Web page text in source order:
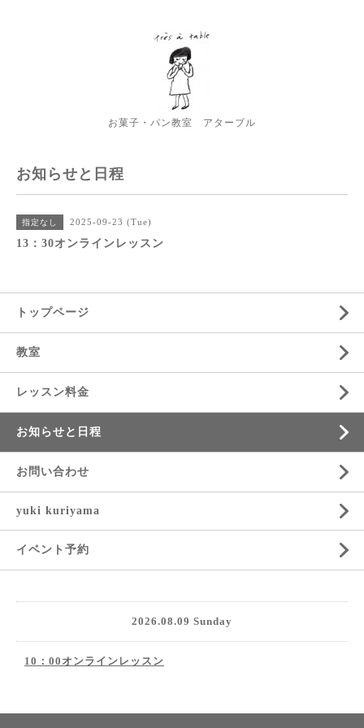
お菓子・パン教室 アターブル
お知らせと日程
指定なし 2025-09-23 (Tue)
13：30オンラインレッスン
トップページ
教室
レッスン料金
お知らせと日程
お問い合わせ
yuki kuriyama
イベント予約
2026.08.09 Sunday
10：00オンラインレッスン